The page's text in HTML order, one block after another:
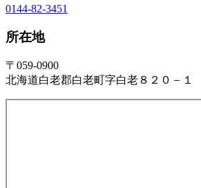
0144-82-3451
所在地
〒059-0900
北海道白老郡白老町字白老８２０－１